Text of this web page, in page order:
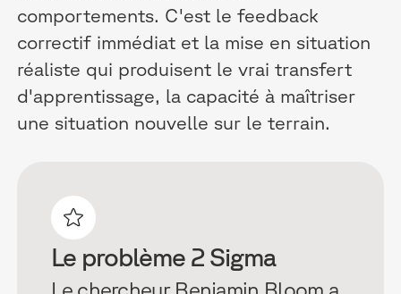
comportements. C'est le feedback
correctif immédiat et la mise en situation
réaliste qui produisent le vrai transfert
d'apprentissage, la capacité à maîtriser
une situation nouvelle sur le terrain.
Le problème 2 Sigma